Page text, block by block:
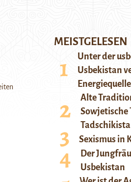
MEISTGELESEN
Unter der
Usbekistan
Alte
Sowjetische
Sexismus in
Der
Usbekistan